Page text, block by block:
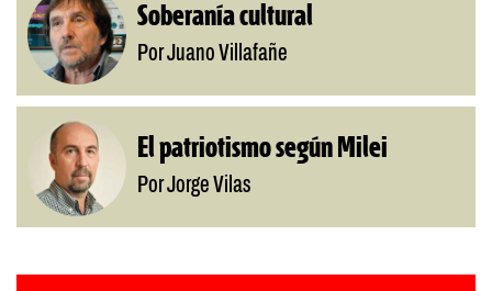
Soberanía cultural
Por Juano Villafañe
El patriotismo según Milei
Por Jorge Vilas